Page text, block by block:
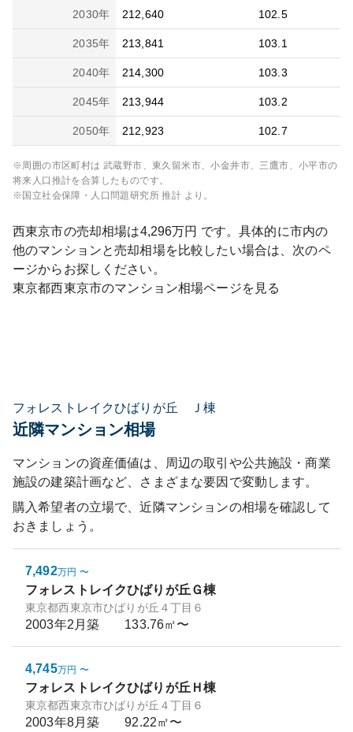
2030年 212,640 102.5
2035年 213,841 103.1
2040年 214,300 103.3
2045年 213,944 103.2
2050年 212,923 102.7
※周囲の市区町村は 武蔵野市、東久留米市、小金井市、三鷹市、小平市の
将来人口推計を合算したものです。
※国立社会保障・人口問題研究所 推計 より。
西東京市の売却相場は4,296万円 です。具体的に市内の
他のマンションと売却相場を比較したい場合は、次のペ
ージからお探しください。
東京都西東京市のマンション相場ページを見る
フォレストレイクひばりが丘 Ｊ棟
近隣マンション相場
マンションの資産価値は、周辺の取引や公共施設・商業
施設の建築計画など、さまざまな要因で変動します。
購入希望者の立場で、近隣マンションの相場を確認して
おきましょう。
7,492万円 〜
フォレストレイクひばりが丘Ｇ棟
東京都西東京市ひばりが丘４丁目６
2003年2月築 133.76㎡〜
4,745万円 〜
フォレストレイクひばりが丘Ｈ棟
東京都西東京市ひばりが丘４丁目６
2003年8月築 92.22㎡〜